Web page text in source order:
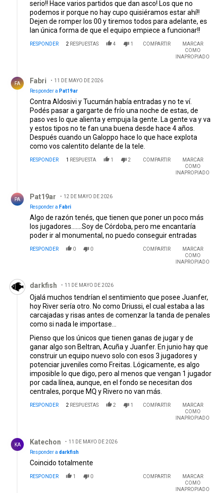
serio!! Hace varios partidos que dan asco! Los que no
podemos ir porque no hay cupo quisiéramos estar ahí!!
Dejen de romper los 00 y tiremos todos para adelante, es
lan única forma de que el equipo empiece a funcionar!!
RESPONDER 2 RESPUESTAS 4 1 COMPARTIR
MARCAR
COMO
INAPROPIADO
FA Fabri
11 DE MAYO DE 2026
Responder a Pat19ar
Contra Aldosivi y Tucumán había entradas y no te ví.
Podés pasar a gargarte de frío una noche de estas, de
paso ves lo que alienta y empuja la gente. La gente va y va
y estos tipos no te fan una buena desde hace 4 años.
Después cuando un Galoppo hace lo que hace explota
como vos calentito delante de la tele.
RESPONDER 1 RESPUESTA 1 2 COMPARTIR
MARCAR
COMO
INAPROPIADO
PA Pat19ar
12 DE MAYO DE 2026
Responder a Fabri
Algo de razón tenés, que tienen que poner un poco más
los jugadores.......Soy de Córdoba, pero me encantaría
poder ir al monumental, no puedo conseguir entradas
RESPONDER 0 0 COMPARTIR
MARCAR
COMO
INAPROPIADO
Comentario de darkfish.
darkfish 11 DE MAYO DE 2026
Ojalá muchos tendrían el sentimiento que posee Juanfer,
hoy River sería otro. No como Driussi, el cual estaba a las
carcajadas y risas antes de comenzar la tanda de penales
como si nada le importase...
Pienso que los únicos que tienen ganas de jugar y de
ganar algo son Beltran, Acuña y Juanfer. En junio hay que
construir un equipo nuevo solo con esos 3 jugadores y
potenciar juveniles como Freitas. Lógicamente, es algo
imposible lo que digo, pero al menos que vengan 1 jugador
por cada línea, aunque, en el fondo se necesitan dos
centrales, porque MQ y Rivero no van más.
RESPONDER 2 RESPUESTAS 2 1 COMPARTIR
MARCAR
COMO
INAPROPIADO
KA Katechon
11 DE MAYO DE 2026
Responder a darkfish
Coincido totalmente
RESPONDER 1 0 COMPARTIR
MARCAR
COMO
INAPROPIADO